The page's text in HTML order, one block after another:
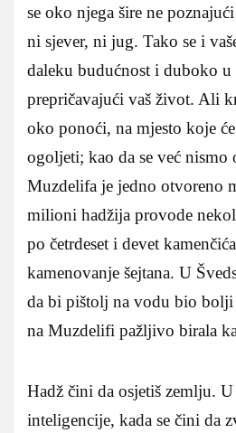
se oko njega šire ne
ni sjever, ni jug. Tako se i
daleku budućnost i duboko u
prepričavajući vaš život. Ali
oko ponoći, na mjesto koje
ogoljeti; kao da se već nismo
Muzdelifa je jedno otvoreno
milioni hadžija provode
po četrdeset i devet
kamenovanje šejtana. U
da bi pištolj na vodu bio bolji
na Muzdelifi pažljivo birala
Hadž čini da osjetiš zemlju.
inteligencije, kada se čini da